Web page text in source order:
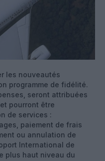
les nouveautés
programme de fidélité.
seront attribuées
pourront être
de services :
paiement de frais
ou annulation de
International de
plus haut niveau du